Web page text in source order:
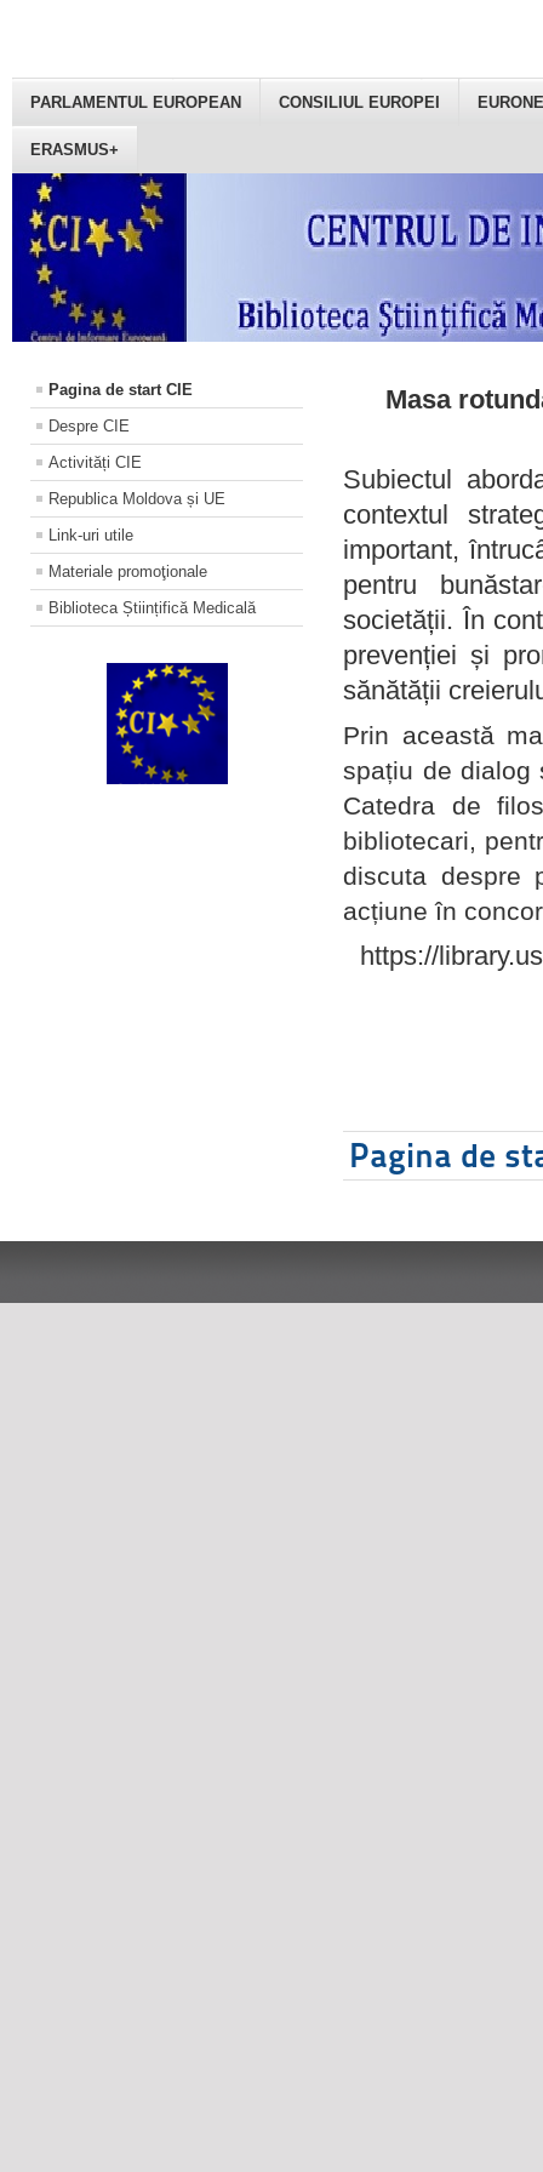
PARLAMENTUL EUROPEAN CONSILIUL EUROPEI
ERASMUS+
Pagina de start CIE
Despre CIE
Activități CIE
Republica Moldova și UE
Link-uri utile
Materiale promoţionale
Biblioteca Științifică Medicală
Masa
Subiectul
contextul
important,
pentru
societății. În
prevenției și
sănătății
Prin această
spațiu de dialog
Catedra de
bibliotecari,
discuta despre
acțiune în
https://
Pagina de